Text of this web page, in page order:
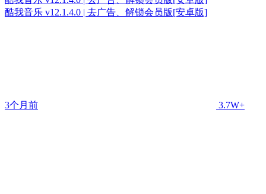
酷我音乐 v12.1.4.0 | 去广告、解锁会员版[安卓版]
3个月前 3.7W+